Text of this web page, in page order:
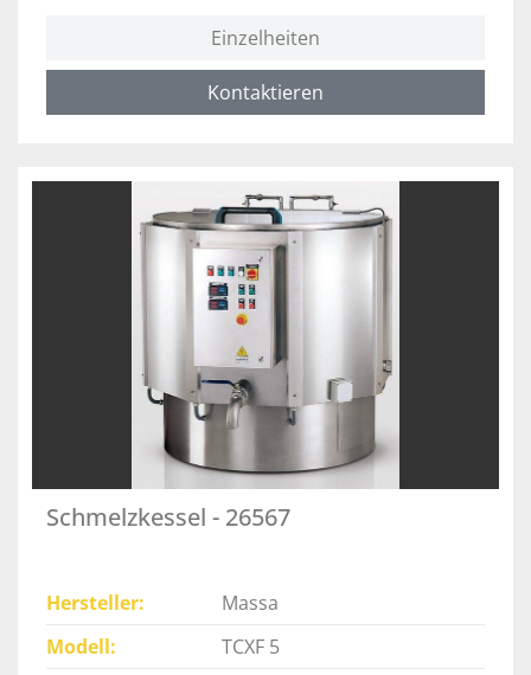
Einzelheiten
Kontaktieren
Schmelzkessel - 26567
Hersteller
Massa
Modell
TCXF 5